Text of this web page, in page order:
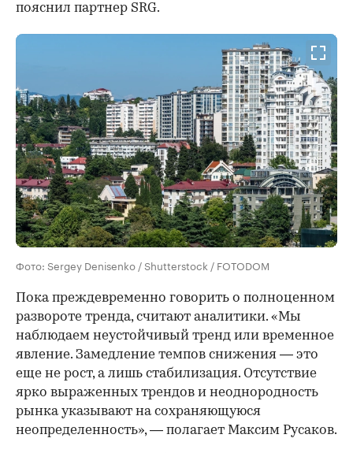
пояснил партнер SRG.
Фото: Sergey Denisenko / Shutterstock / FOTODOM
Пока преждевременно говорить о полноценном
развороте тренда, считают аналитики. «Мы
наблюдаем неустойчивый тренд или временное
явление. Замедление темпов снижения — это
еще не рост, а лишь стабилизация. Отсутствие
ярко выраженных трендов и неоднородность
рынка указывают на сохраняющуюся
неопределенность», — полагает Максим Русаков.